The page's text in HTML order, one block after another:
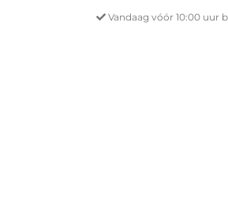
Vandaag vóór 10:00 uur